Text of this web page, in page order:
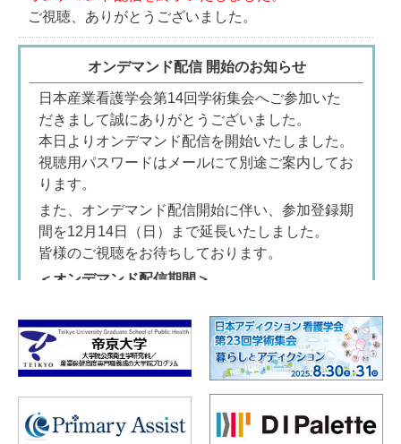
ご視聴、ありがとうございました。
オンデマンド配信 開始のお知らせ
日本産業看護学会第14回学術集会へご参加いた
だきまして誠にありがとうございました。
本日よりオンデマンド配信を開始いたしました。
視聴用パスワードはメールにて別途ご案内してお
ります。
また、オンデマンド配信開始に伴い、参加登録期
間を12月14日（日）まで延長いたしました。
皆様のご視聴をお待ちしております。
＜オンデマンド配信期間＞
59 まで
視聴はこちら≫
終了いたしました。
基調講演資料アップのお知らせ
皆様のご要望を受け、中村宇一先生より基調講演